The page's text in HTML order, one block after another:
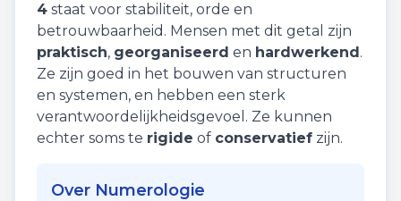
4 staat voor stabiliteit, orde en
betrouwbaarheid . Mensen met dit getal zijn
praktisch, georganiseerd en hardwerkend.
Ze zijn goed in het bouwen van structuren
en systemen, en hebben een sterk
verantwoordelijkheidsgevoel. Ze kunnen
echter soms te rigide of conservatief zijn.
Over Numerologie